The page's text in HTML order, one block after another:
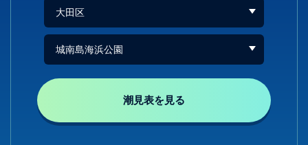
潮見表を見る